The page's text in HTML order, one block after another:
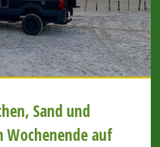
Sand und
Wochenende auf